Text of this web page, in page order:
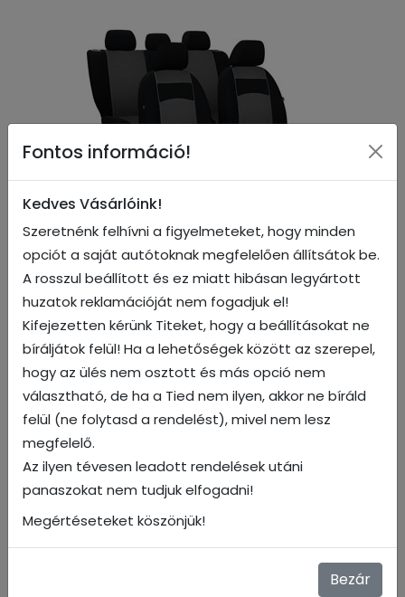
02 / B3
04 / B3
Fontos információ!
Kedves Vásárlóink!
Szeretnénk felhívni a figyelmeteket, hogy minden
opciót a saját autótoknak megfelelően állítsátok be.
A rosszul beállított és ez miatt hibásan legyártott
huzatok reklamációját nem fogadjuk el!
Kifejezetten kérünk Titeket, hogy a beállításokat ne
bíráljátok felül! Ha a lehetőségek között az szerepel,
hogy az ülés nem osztott és más opció nem
választható, de ha a Tied nem ilyen, akkor ne bíráld
felül (ne folytasd a rendelést), mivel nem lesz
megfelelő.
Az ilyen tévesen leadott rendelések utáni
panaszokat nem tudjuk elfogadni!
Megértéseteket köszönjük!
Bezár